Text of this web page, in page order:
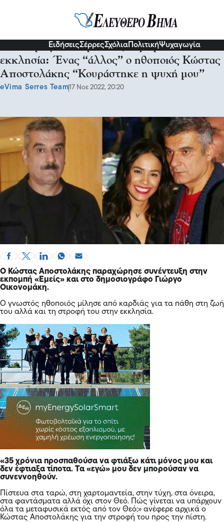
ΕιδήσειςΣέρρεςΣχόλια ΠολιτικήΨυχαγωγία
Αποκήρυξε το παρελθόν, στράφηκε στην
εκκλησία: Ένας “άλλος” ο ηθοποιός Κώστας
Αποστολάκης “Κουράστηκε η ψυχή μου”
eVima Serres Team17 Νοε 2022, 20:20
Ο Κώστας Αποστολάκης παραχώρησε συνέντευξη στην
εκπομπή «Εμείς» και στο δημοσιογράφο Γιώργο
Οικονομάκη.
Ο γνωστός ηθοποιός μίλησε από καρδιάς για τα πάθη στη ζωή
του αλλά και τη στροφή του στην εκκλησία.
«35 χρόνια προσπαθούσα να φτιάξω κάτι μόνος μου και
δεν έφτιαξα τίποτα. Τα «εγώ» μου δεν μπορούσαν να
συνεννοηθούν.
Πίστευα στα ταρώ, στη χαρτομαντεία, στην τύχη, στα όνειρα,
στα φαντάσματα αλλά όχι στον Θεό. Πώς γίνεται να υπάρχουν
όλα τα μεταφυσικά εκτός από τον Θεό;» ανέφερε αρχικά ο
Κώστας Αποστολάκης για την στροφή του προς την πίστη.